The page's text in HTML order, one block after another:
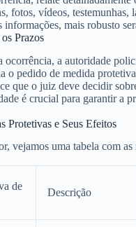
fotos, vídeos, testemunhas,
informações, mais robusto
Prazos
ocorrência, a autoridade
o pedido de medida
que o juiz deve decidir
é crucial para garantir a
Protetivas e Seus Efeitos
vejamos uma tabela com
de
Descrição